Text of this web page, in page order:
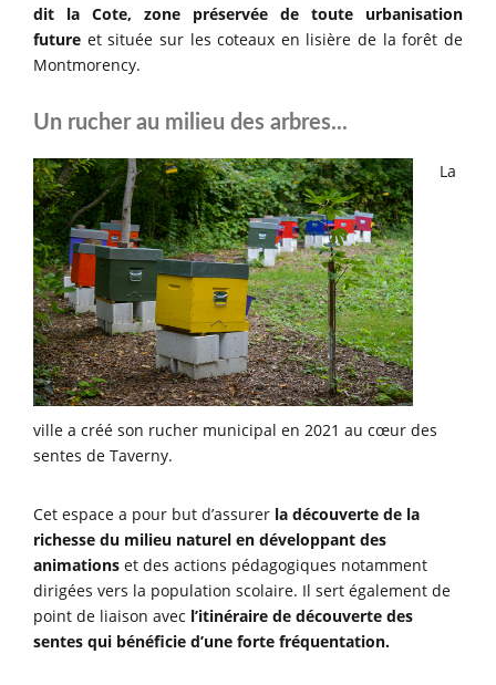
dit la Cote, zone préservée de toute urbanisation
future et située sur les coteaux en lisière de la forêt de
Montmorency.
Un rucher au milieu des arbres...
La
ville a créé son rucher municipal en 2021 au cœur des
sentes de Taverny.
Cet espace a pour but d’assurer la découverte de la
richesse du milieu naturel en développant des
animations et des actions pédagogiques notamment
dirigées vers la population scolaire. Il sert également de
point de liaison avec l’itinéraire de découverte des
sentes qui bénéficie d’une forte fréquentation.